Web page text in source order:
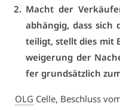
Macht der
ab­hän­gig, dass
tei­ligt, stellt dies mit
wei­ge­rung der
fer grund­sätz­lich
OLG Cel­le, Be­schluss